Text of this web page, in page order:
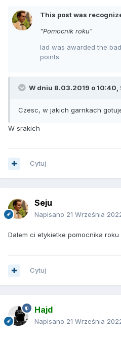
This post was
"Pomocnik roku"
lad was awarded the
points.
W dniu 8.03.2019 o 10:40,
Czesc, w jakich garnkach
W srakich
Cytuj
Seju
Napisano 21 Września
Dalem ci etykietke pomocnika roku
Cytuj
Hajd
Napisano 21 Września